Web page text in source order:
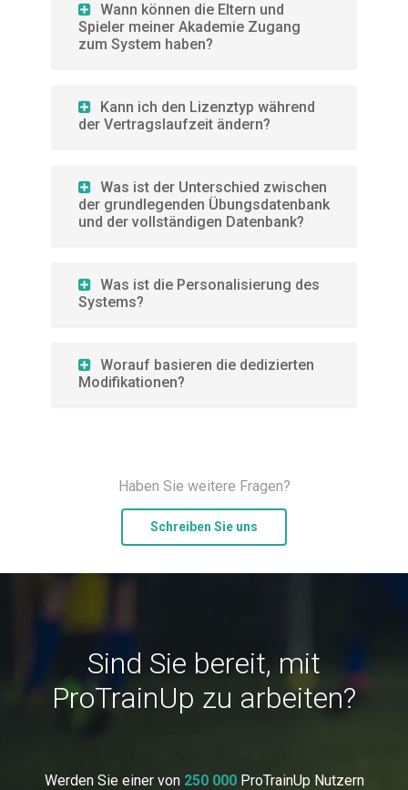
Wann können die Eltern und
Spieler meiner Akademie Zugang
zum System haben?
Kann ich den Lizenztyp während
der Vertragslaufzeit ändern?
Was ist der Unterschied zwischen
der grundlegenden Übungsdatenbank
und der vollständigen Datenbank?
Was ist die Personalisierung des
Systems?
Worauf basieren die dedizierten
Modifikationen?
Haben Sie weitere Fragen?
Schreiben Sie uns
Sind Sie bereit, mit
ProTrainUp zu arbeiten?
Werden Sie einer von 250 000ProTrainUp Nutzern